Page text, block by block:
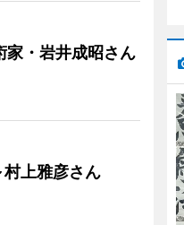
・岩井成昭さん
上雅彦さん